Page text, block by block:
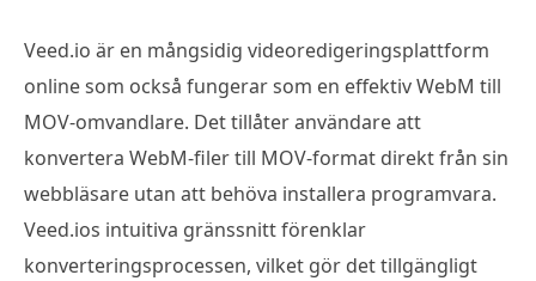
Veed.io är en mångsidig videoredigeringsplattform
online som också fungerar som en effektiv WebM till
MOV-omvandlare. Det tillåter användare att
konvertera WebM-filer till MOV-format direkt från sin
webbläsare utan att behöva installera programvara.
Veed.ios intuitiva gränssnitt förenklar
konverteringsprocessen, vilket gör det tillgängligt